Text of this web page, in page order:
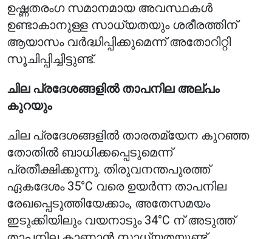
ഉഷ്ണതരംഗ സമാനമായ അവസ്ഥകൾ
ഉണ്ടാകാനുള്ള സാധ്യതയും ശരീരത്തിന്
ആയാസം വർദ്ധിപ്പിക്കുമെന്ന് അതോറിറ്റി
സൂചിപ്പിച്ചിട്ടുണ്ട്.
ചില പ്രദേശങ്ങളിൽ താപനില അല്പം
കുറയും
ചില പ്രദേശങ്ങളിൽ താരതമ്യേന കുറഞ്ഞ
തോതിൽ ബാധിക്കപ്പെടുമെന്ന്
പ്രതീക്ഷിക്കുന്നു. തിരുവനന്തപുരത്ത്
ഏകദേശം 35°C വരെ ഉയർന്ന താപനില
രേഖപ്പെടുത്തിയേക്കാം, അതേസമയം
ഇടുക്കിയിലും വയനാടും 34°C ന് അടുത്ത്